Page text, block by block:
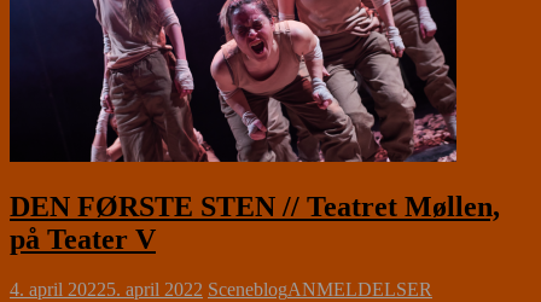
DEN FØRSTE STEN // Teatret Møllen,
på Teater V
4. april 20225. april 2022 SceneblogANMELDELSER